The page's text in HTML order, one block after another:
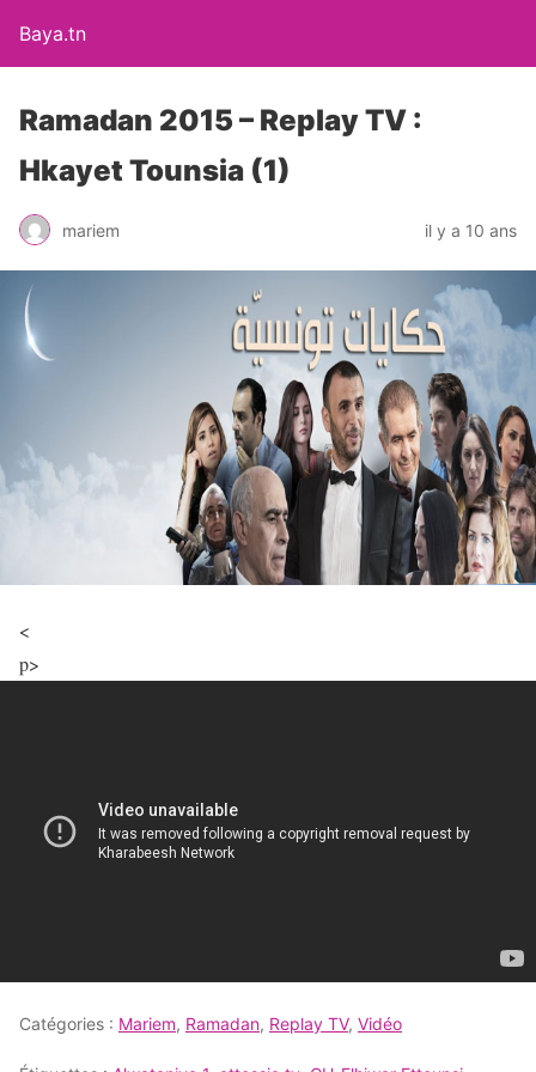
Baya.tn
Ramadan 2015 – Replay TV :
Hkayet Tounsia (1)
mariem il y a 10 ans
<
p>
Catégories : Mariem, Ramadan, Replay TV, Vidéo